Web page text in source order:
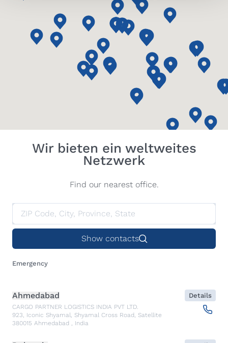
Wir bieten ein weltweites
Netzwerk
Find our nearest office.
Show contacts
Emergency
Ahmedabad
CARGO PARTNER LOGISTICS INDIA PVT LTD.
923, Iconic Shyamal, Shyamal Cross Road, Satellite
380015 Ahmedabad , India
Details